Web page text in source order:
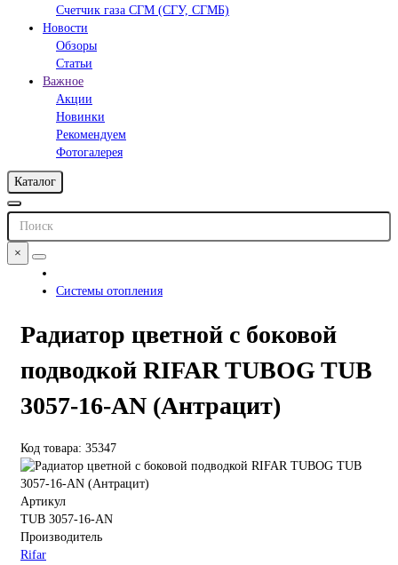
Счетчик газа СГМ (СГУ, СГМБ)
Новости
Обзоры
Статьи
Важное
Акции
Новинки
Рекомендуем
Фотогалерея
Каталог
×
Системы отопления
Радиатор цветной с боковой
подводкой RIFAR TUBOG TUB
3057-16-AN (Антрацит)
Код товара: 35347
Артикул
TUB 3057-16-AN
Производитель
Rifar